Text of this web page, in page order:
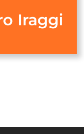
Iraggi